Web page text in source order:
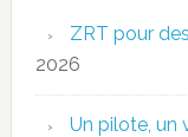
ZRT pour
2026
Un pilote, un